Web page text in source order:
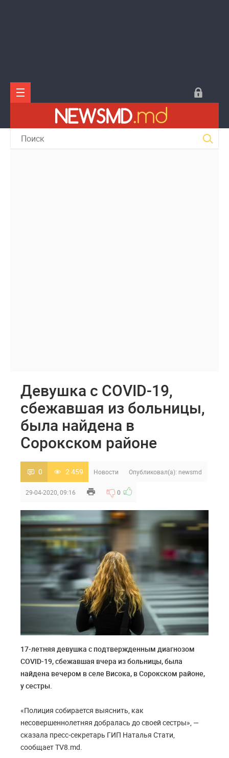
Девушка с COVID-19,
сбежавшая из больницы,
была найдена в
Сорокском районе
0 2 459 Новости Опубликовал(а): newsmd
29-04-2020, 09:16 0
17-летняя девушка с подтвержденным диагнозом
COVID-19, сбежавшая вчера из больницы, была
найдена вечером в селе Висока, в Сорокском районе,
у сестры.
«Полиция собирается выяснить, как
несовершеннолетняя добралась до своей сестры», —
сказала пресс-секретарь ГИП Наталья Стати,
сообщает TV8.md.